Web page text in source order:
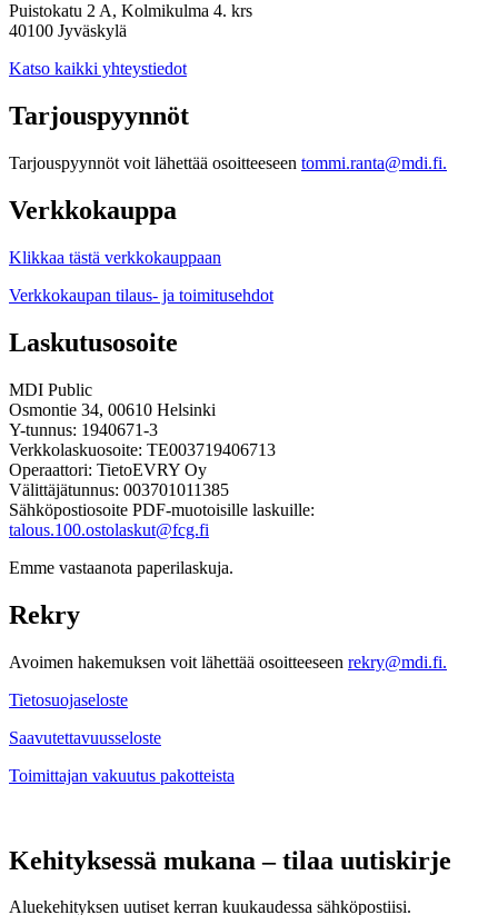
Puistokatu 2 A, Kolmikulma 4. krs
40100 Jyväskylä
Katso kaikki yhteystiedot
Tarjouspyynnöt
Tarjouspyynnöt voit lähettää osoitteeseen tommi.ranta@mdi.fi.
Verkkokauppa
Klikkaa tästä verkkokauppaan
Verkkokaupan tilaus- ja toimitusehdot
Laskutusosoite
MDI Public
Osmontie 34, 00610 Helsinki
Y-tunnus: 1940671-3
Verkkolaskuosoite: TE003719406713
Operaattori: TietoEVRY Oy
Välittäjätunnus: 003701011385
Sähköpostiosoite PDF-muotoisille laskuille:
talous.100.ostolaskut@fcg.fi
Emme vastaanota paperilaskuja.
Rekry
Avoimen hakemuksen voit lähettää osoitteeseen rekry@mdi.fi.
Tietosuojaseloste
Saavutettavuusseloste
Toimittajan vakuutus pakotteista
Kehityksessä mukana – tilaa uutiskirje
Aluekehityksen uutiset kerran kuukaudessa sähköpostiisi.